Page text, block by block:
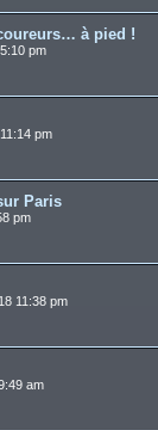
à pied !
pm
pm
Paris
pm
11:38 pm
am